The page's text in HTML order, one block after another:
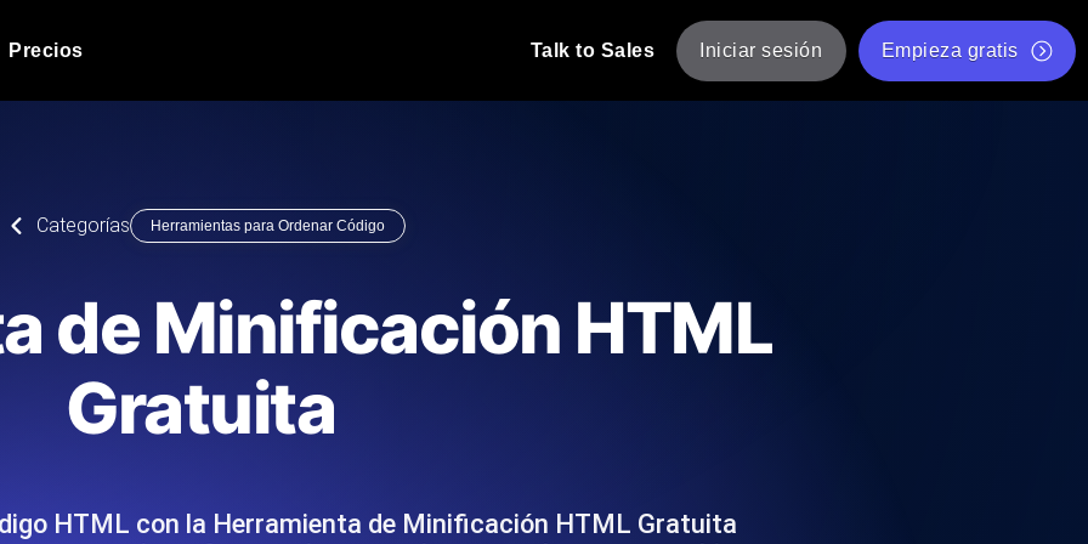
los scripts JMeter o k6,
el informe.
del sitio web Monitoree sus APIs
Blog de producto
Blog de tecnología
Leer más en el blog
Leer más en el blog
Comprobador de estado de API
Precios Talk to Sales Iniciar sesión Empieza gratis
Categorías Herramientas para Ordenar Código
de Minificación HTML
Gratuita
HTML con la Herramienta de Minificación HTML Gratuita